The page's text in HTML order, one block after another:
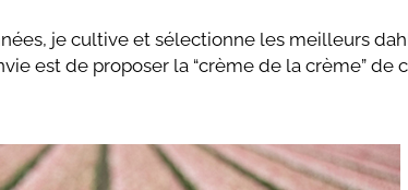
je cultive et sélectionne les meilleurs
est de proposer la “crème de la crème” de